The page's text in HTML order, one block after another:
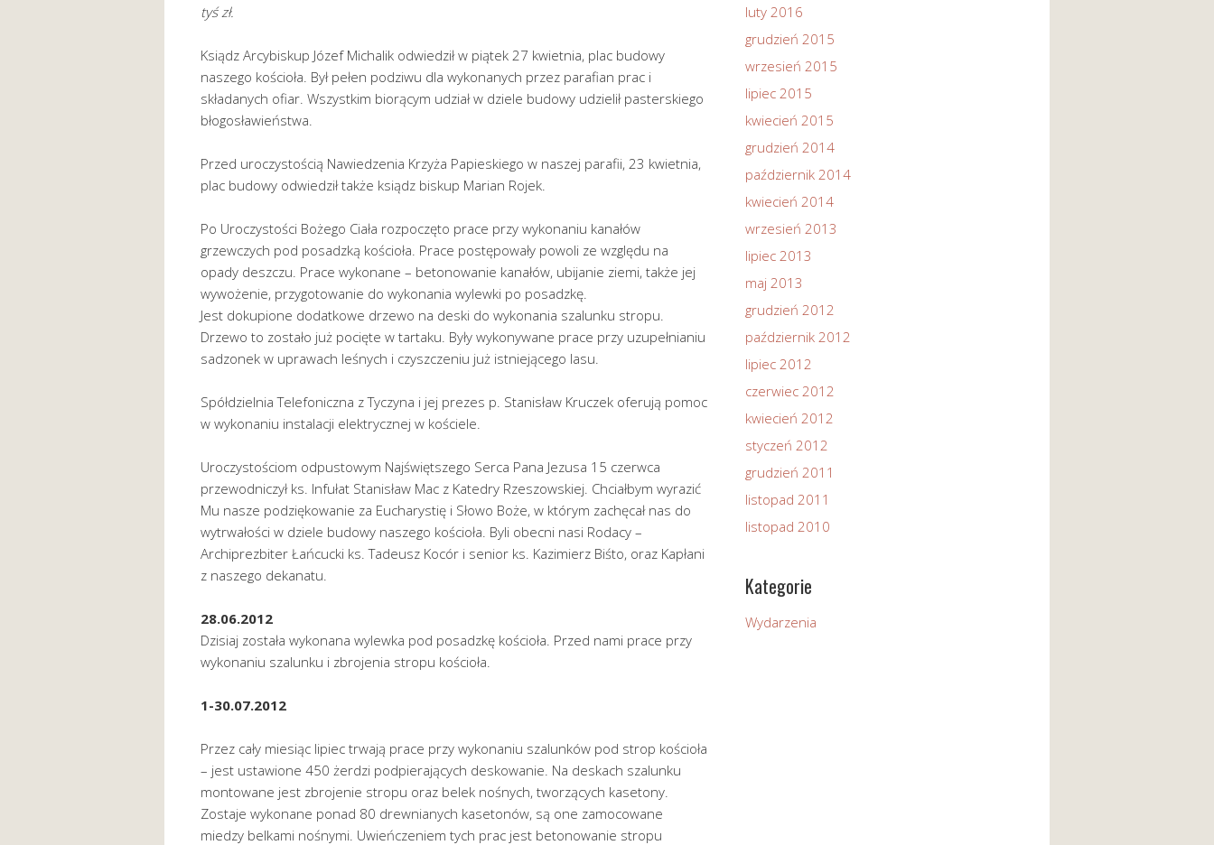
tyś zł.
Ksiądz Arcybiskup Józef Michalik odwiedził w piątek 27 kwietnia, plac budowy
naszego kościoła. Był pełen podziwu dla wykonanych przez parafian prac i
składanych ofiar. Wszystkim biorącym udział w dziele budowy udzielił pasterskiego
błogosławieństwa.
Przed uroczystością Nawiedzenia Krzyża Papieskiego w naszej parafii, 23 kwietnia,
plac budowy odwiedził także ksiądz biskup Marian Rojek.
Po Uroczystości Bożego Ciała rozpoczęto prace przy wykonaniu kanałów
grzewczych pod posadzką kościoła. Prace postępowały powoli ze względu na
opady deszczu. Prace wykonane – betonowanie kanałów, ubijanie ziemi, także jej
wywożenie, przygotowanie do wykonania wylewki po posadzkę.
Jest dokupione dodatkowe drzewo na deski do wykonania szalunku stropu.
Drzewo to zostało już pocięte w tartaku. Były wykonywane prace przy uzupełnianiu
sadzonek w uprawach leśnych i czyszczeniu już istniejącego lasu.
Spółdzielnia Telefoniczna z Tyczyna i jej prezes p. Stanisław Kruczek oferują pomoc
w wykonaniu instalacji elektrycznej w kościele.
Uroczystościom odpustowym Najświętszego Serca Pana Jezusa 15 czerwca
przewodniczył ks. Infułat Stanisław Mac z Katedry Rzeszowskiej. Chciałbym wyrazić
Mu nasze podziękowanie za Eucharystię i Słowo Boże, w którym zachęcał nas do
wytrwałości w dziele budowy naszego kościoła. Byli obecni nasi Rodacy –
Archiprezbiter Łańcucki ks. Tadeusz Kocór i senior ks. Kazimierz Biśto, oraz Kapłani
z naszego dekanatu.
28.06.2012
Dzisiaj została wykonana wylewka pod posadzkę kościoła. Przed nami prace przy
wykonaniu szalunku i zbrojenia stropu kościoła.
1-30.07.2012
Przez cały miesiąc lipiec trwają prace przy wykonaniu szalunków pod strop kościoła
– jest ustawione 450 żerdzi podpierających deskowanie. Na deskach szalunku
montowane jest zbrojenie stropu oraz belek nośnych, tworzących kasetony.
Zostaje wykonane ponad 80 drewnianych kasetonów, są one zamocowane
miedzy belkami nośnymi. Uwieńczeniem tych prac jest betonowanie stropu
luty 2016
grudzień 2015
wrzesień 2015
lipiec 2015
kwiecień 2015
grudzień 2014
październik 2014
kwiecień 2014
wrzesień 2013
lipiec 2013
maj 2013
grudzień 2012
październik 2012
lipiec 2012
czerwiec 2012
kwiecień 2012
styczeń 2012
grudzień 2011
listopad 2011
listopad 2010
Kategorie
Wydarzenia